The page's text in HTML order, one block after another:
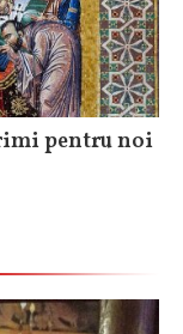
pentru noi